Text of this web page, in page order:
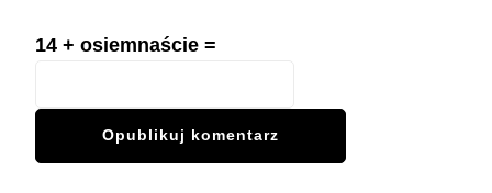
14 + osiemnaście =